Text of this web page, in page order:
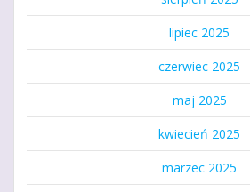
lipiec 2025
czerwiec 2025
maj 2025
kwiecień 2025
marzec 2025